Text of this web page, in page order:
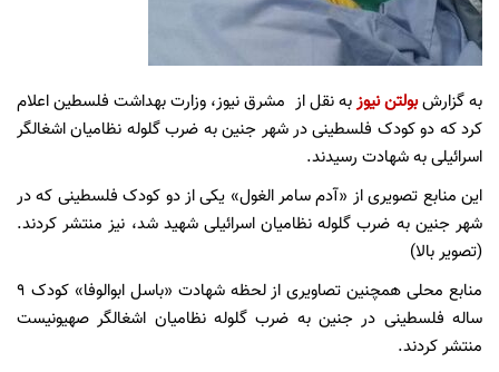
به گزارشبولتن نیوزبه نقل از مشرق نیوز، وزارت بهداشت فلسطین اعلام
کرد که دو کودک فلسطینی در شهر جنین به ضرب گلوله نظامیان اشغالگر
اسرائیلی به شهادت رسیدند.
این منابع تصویری از «آدم سامر الغول» یکی از دو کودک فلسطینی که در
شهر جنین به ضرب گلوله نظامیان اسرائیلی شهید شد، نیز منتشر کردند.
(تصویر بالا)
منابع محلی همچنین تصاویری از لحظه شهادت «باسل ابوالوفا» کودک ۹
ساله فلسطینی در جنین به ضرب گلوله نظامیان اشغالگر صهیونیست
منتشر کردند.